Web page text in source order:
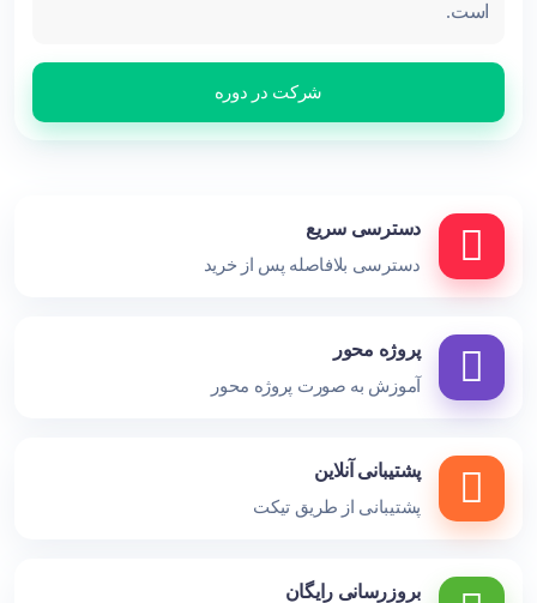
است.
شرکت در دوره
دسترسی سریع
دسترسی بلافاصله پس از خرید
پروژه محور
آموزش به صورت پروژه محور
پشتیبانی آنلاین
پشتیبانی از طریق تیکت
بروزرسانی رایگان